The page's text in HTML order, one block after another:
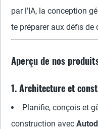
par l'IA, la conception
te préparer aux défis de
Aperçu de nos
1. Architecture et
Planifie, conçois et
construction avec